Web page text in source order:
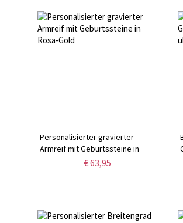
Personalisierter gravierter
Armreif mit Geburtssteine in
€ 63,95